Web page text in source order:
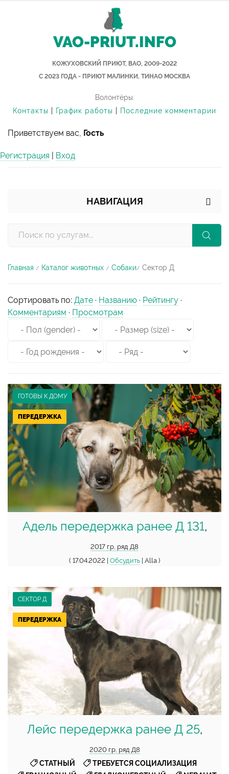
VAO-PRIUT.INFO
КОЖУХОВСКИЙ ПРИЮТ, ВАО, 2009-2022
С 2023 ГОДА - ПРИЮТ МАЛИНКИ, ТИНАО МОСКВА
Волонтёры:
Контакты
График работы Последние комментарии
Приветствуем вас, Гость
Регистрация Вход
НАВИГАЦИЯ
Главная / Каталог животных / Собаки/ Сектор Д
Сортировать по: Дате · Названию · Рейтингу ·
Комментариям · Просмотрам
ГОТОВЫ К ДОМУ
Адель передержка ранее Д 131,
2017 г.р, ряд Д8
( 17.04.2022 | Обсудить | Alla )
ПЕРЕДЕРЖКА
СЕКТОР Д
Лейс передержка ранее Д 25,
2020 г.р, ряд Д8
СТАТНЫЙ
ТРЕБУЕТСЯ СОЦИАЛИЗАЦИЯ
ПЕРЕДЕРЖКА